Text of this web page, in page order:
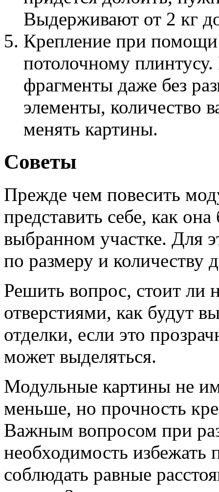
Выдерживают от 2 кг
Крепление при помощи
потолочному
фрагменты даже без
элементы, количество
менять картины.
Советы
Прежде чем повесить
представить себе, как
выбранном участке. Для
по размеру и количеству
Решить вопрос, стоит ли
отверстиями, как будут
отделки, если это
может выделяться.
Модульные картины не
меньше, но прочность
Важным вопросом при
необходимость избежать
соблюдать равные